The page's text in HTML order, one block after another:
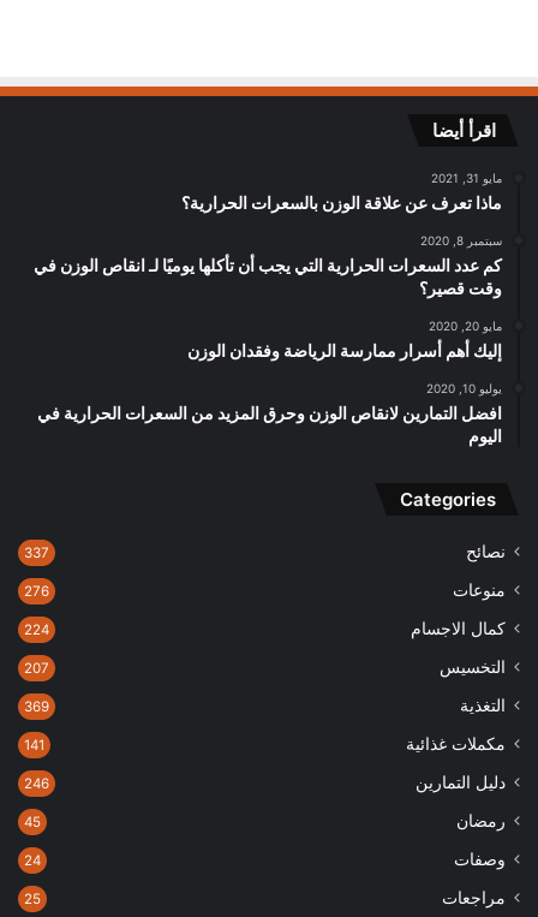
اقرأ أيضا
مايو 31, 2021
ماذا تعرف عن علاقة الوزن بالسعرات الحرارية؟
سبتمبر 8, 2020
كم عدد السعرات الحرارية التي يجب أن تأكلها يوميًا لـ انقاص الوزن في
وقت قصير؟
مايو 20, 2020
إليك أهم أسرار ممارسة الرياضة وفقدان الوزن
يوليو 10, 2020
افضل التمارين لانقاص الوزن وحرق المزيد من السعرات الحرارية في
اليوم
Categories
نصائح 337
منوعات 276
كمال الاجسام 224
التخسيس 207
التغذية 369
مكملات غذائية 141
دليل التمارين 246
رمضان 45
وصفات 24
مراجعات 25